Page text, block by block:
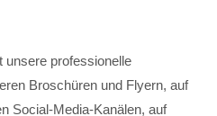
unsere professionelle
Broschüren und Flyern, auf
Social-Media-Kanälen, auf